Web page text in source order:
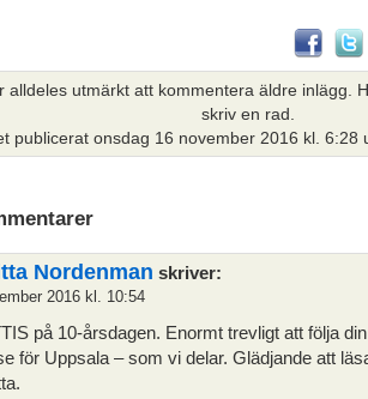
alldeles utmärkt att kommentera äldre inlägg.
skriv en rad.
publicerat onsdag 16 november 2016 kl. 6:28
Nordenman skriver:
2016 kl. 10:54
på 10-årsdagen. Enormt trevligt att följa
för Uppsala – som vi delar. Glädjande att